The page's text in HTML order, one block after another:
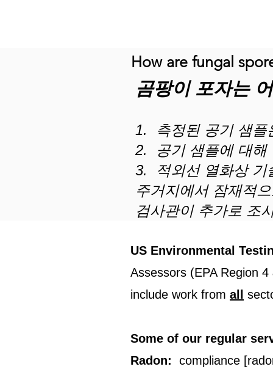
How are fungal
곰팡이 포자는
1. 측정된 공기 샘플
2. 공기 샘플에 대해
3. 적외선 열화상 기
주거지에서 잠재적
검사관이 추가로 조
US Environmental
Assessors (EPA Region
include work from all
Some of our regular
Radon: compliance